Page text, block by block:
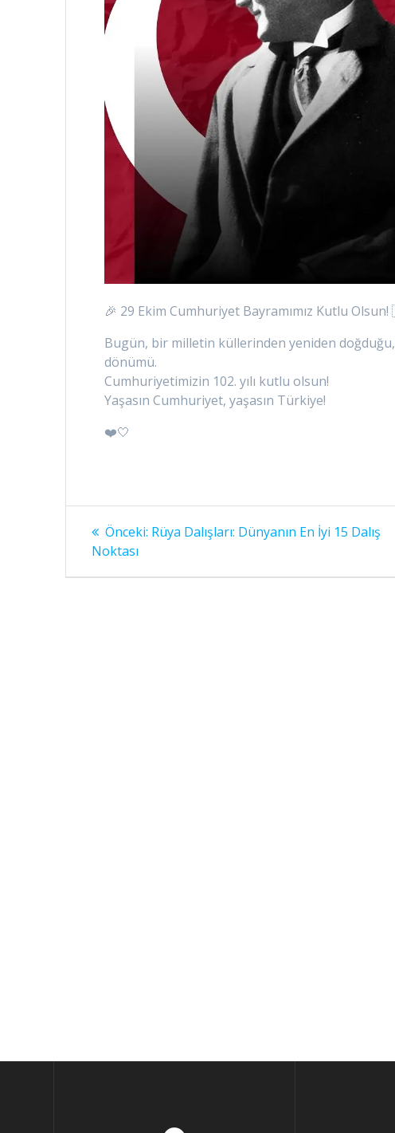
🎉 29 Ekim Cumhuriyet Bayramımız Kutlu
Bugün, bir milletin küllerinden yeniden doğduğu,
dönümü.
Cumhuriyetimizin 102. yılı kutlu olsun!
Yaşasın Cumhuriyet, yaşasın Türkiye!
❤️🤍
Yazı
gezinmesi
Önceki: Önceki
Rüya Dalışları: Dünyanın En İyi 15 Dalış
Noktası